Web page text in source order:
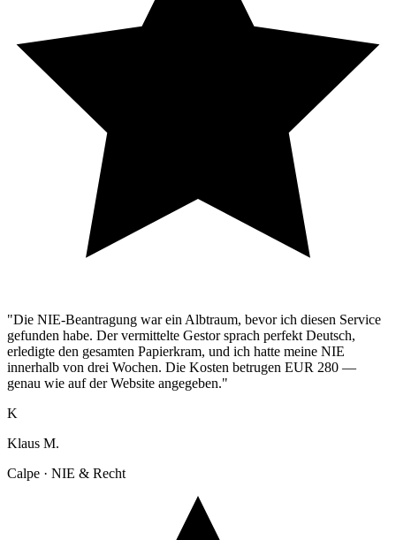
"Die NIE-Beantragung war ein Albtraum, bevor ich diesen Service
gefunden habe. Der vermittelte Gestor sprach perfekt Deutsch,
erledigte den gesamten Papierkram, und ich hatte meine NIE
innerhalb von drei Wochen. Die Kosten betrugen EUR 280 —
genau wie auf der Website angegeben."
K
Klaus M.
Calpe · NIE & Recht